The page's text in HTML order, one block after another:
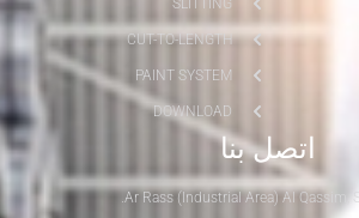
SLITTING
CUT-TO-LENGTH
PAINT SYSTEM
DOWNLOAD
اتصل بنا
Ar Rass (Industrial Area) Al Qassim,